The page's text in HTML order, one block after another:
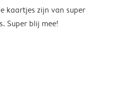
kaartjes zijn van super
Super blij mee!